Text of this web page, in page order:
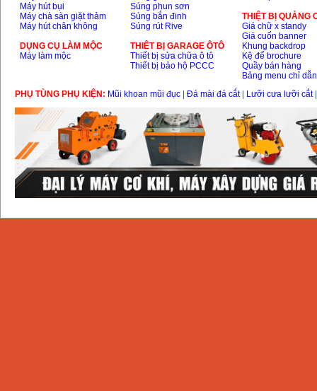
Máy hút bụi
Máy chà sàn giặt thảm
Máy hút chân không
DỤNG CỤ LÀM MỘC
Máy làm mộc
Súng phun sơn
Súng bắn đinh
Súng rút Rive
THIÊT BỊ GARAGE ÔTÔ
Thiết bị sửa chữa ô tô
Thiết bị bảo hộ PCCC
THIỆT BỊ QUẢNG
Giá chữ x standy
Giá cuốn banner
Khung backdrop
Kệ để brochure
Quầy bán hàng
Bảng menu chỉ dẫn
PHỤ TÙNG PHỤ KIỆN: Mũi khoan mũi đục Đá mài đá cắt| Lưỡi cưa lưỡi cắt